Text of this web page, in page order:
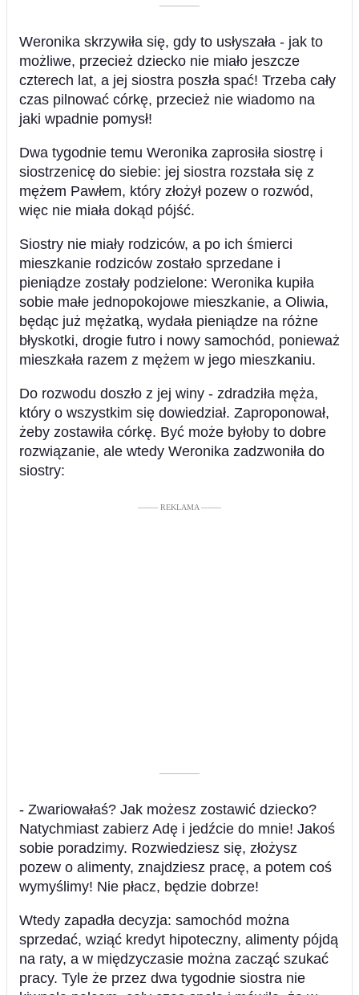
––––––––––
Weronika skrzywiła się, gdy to usłyszała - jak to
możliwe, przecież dziecko nie miało jeszcze
czterech lat, a jej siostra poszła spać! Trzeba cały
czas pilnować córkę, przecież nie wiadomo na
jaki wpadnie pomysł!
Dwa tygodnie temu Weronika zaprosiła siostrę i
siostrzenicę do siebie: jej siostra rozstała się z
mężem Pawłem, który złożył pozew o rozwód,
więc nie miała dokąd pójść.
Siostry nie miały rodziców, a po ich śmierci
mieszkanie rodziców zostało sprzedane i
pieniądze zostały podzielone: Weronika kupiła
sobie małe jednopokojowe mieszkanie, a Oliwia,
będąc już mężatką, wydała pieniądze na różne
błyskotki, drogie futro i nowy samochód, ponieważ
mieszkała razem z mężem w jego mieszkaniu.
Do rozwodu doszło z jej winy - zdradziła męża,
który o wszystkim się dowiedział. Zaproponował,
żeby zostawiła córkę. Być może byłoby to dobre
rozwiązanie, ale wtedy Weronika zadzwoniła do
siostry:
––––– REKLAMA –––––
––––––––––
- Zwariowałaś? Jak możesz zostawić dziecko?
Natychmiast zabierz Adę i jedźcie do mnie! Jakoś
sobie poradzimy. Rozwiedziesz się, złożysz
pozew o alimenty, znajdziesz pracę, a potem coś
wymyślimy! Nie płacz, będzie dobrze!
Wtedy zapadła decyzja: samochód można
sprzedać, wziąć kredyt hipoteczny, alimenty pójdą
na raty, a w międzyczasie można zacząć szukać
pracy. Tyle że przez dwa tygodnie siostra nie